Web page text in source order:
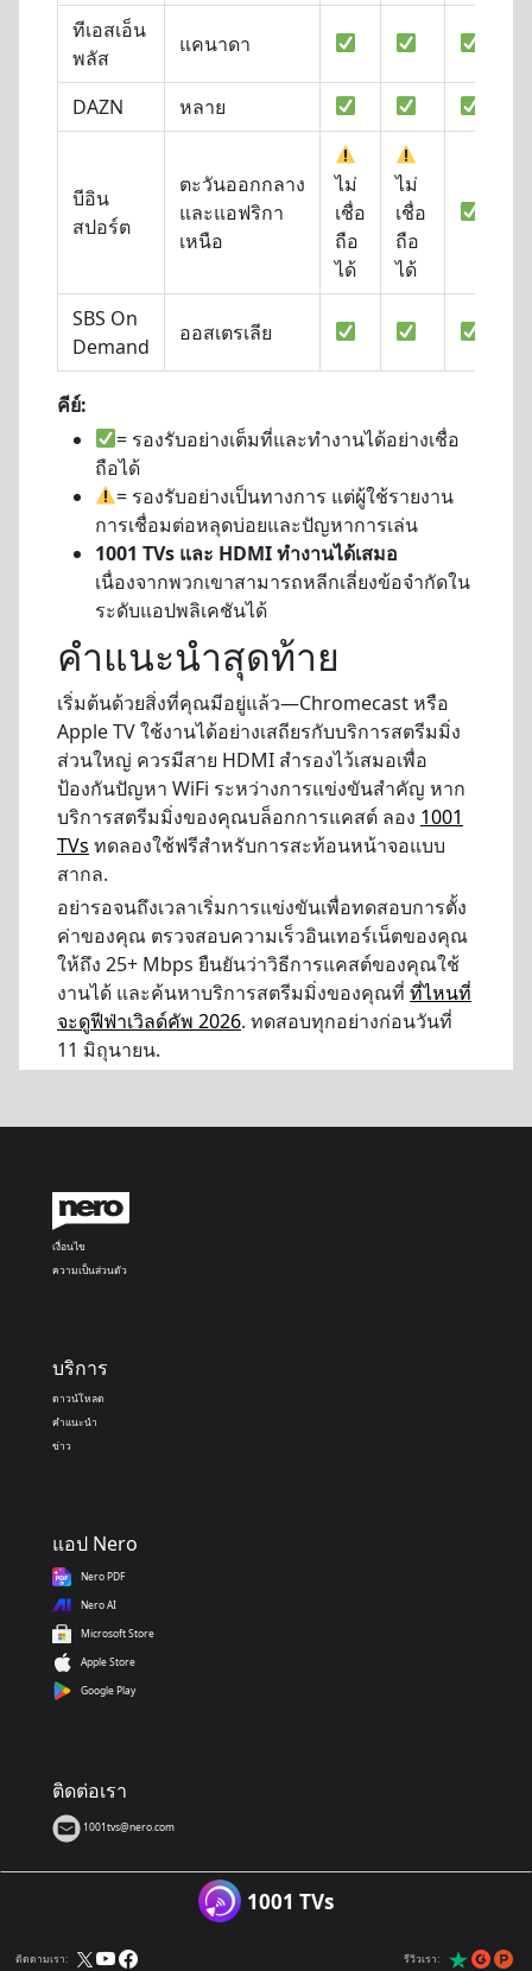
ทีเอสเอ็น
พลัส
แคนาดา
DAZN หลาย
บีอิน
สปอร์ต
ตะวันออกกลาง
และแอฟริกา
เหนือ
ไม่
เชื่อ
ถือ
ได้
ไม่
เชื่อ
ถือ
ได้
SBS On
Demand
ออสเตรเลีย
คีย์:
= รองรับอย่างเต็มที่และทำงานได้อย่างเชื่อ
ถือได้
= รองรับอย่างเป็นทางการ แต่ผู้ใช้รายงาน
การเชื่อมต่อหลุดบ่อยและปัญหาการเล่น
1001 TVs และ HDMI ทำงานได้เสมอ
เนื่องจากพวกเขาสามารถหลีกเลี่ยงข้อจำกัดใน
ระดับแอปพลิเคชันได้
คำแนะนำสุดท้าย
เริ่มต้นด้วยสิ่งที่คุณมีอยู่แล้ว—Chromecast หรือ
Apple TV ใช้งานได้อย่างเสถียรกับบริการสตรีมมิ่ง
ส่วนใหญ่ ควรมีสาย HDMI สำรองไว้เสมอเพื่อ
ป้องกันปัญหา WiFi ระหว่างการแข่งขันสำคัญ หาก
บริการสตรีมมิ่งของคุณบล็อกการแคสต์ ลอง 1001
TVs ทดลองใช้ฟรีสำหรับการสะท้อนหน้าจอแบบ
สากล.
อย่ารอจนถึงเวลาเริ่มการแข่งขันเพื่อทดสอบการตั้ง
ค่าของคุณ ตรวจสอบความเร็วอินเทอร์เน็ตของคุณ
ให้ถึง 25+ Mbps ยืนยันว่าวิธีการแคสต์ของคุณใช้
งานได้ และค้นหาบริการสตรีมมิ่งของคุณที่ ที่ไหนที่
จะดูฟีฟ่าเวิลด์คัพ 2026. ทดสอบทุกอย่างก่อนวันที่
11 มิถุนายน.
เงื่อนไข
ความเป็นส่วนตัว
บริการ
ดาวน์โหลด
คำแนะนำ
ข่าว
แอป Nero
Nero PDF
Nero AI
Microsoft Store
Apple Store
Google Play
ติดต่อเรา
1001tvs@nero.com
1001 TVs
ติดตามเรา: รีวิวเรา: